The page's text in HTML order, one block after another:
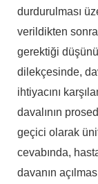
durdurulması
verildikten
gerektiği
dilekçesinde,
ihtiyacını
davalının
geçici olarak
cevabında,
davanın